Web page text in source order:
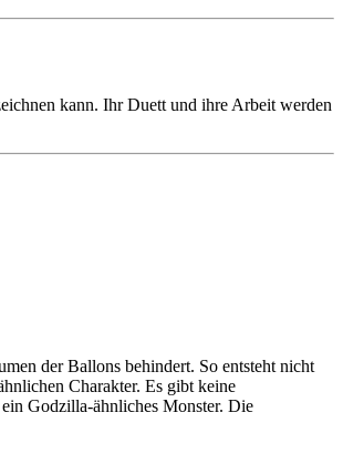
kann. Ihr Duett und ihre Arbeit werden
der Ballons behindert. So entsteht nicht
Charakter. Es gibt keine
Godzilla-ähnliches Monster. Die